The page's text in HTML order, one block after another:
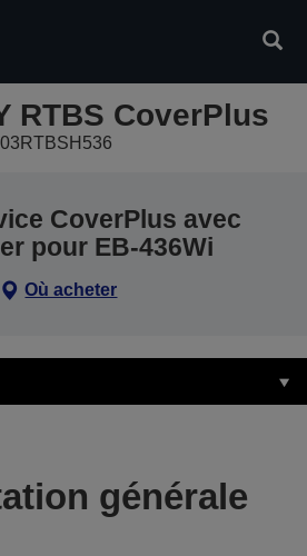
RTBS CoverPlus
CoverPlus avec
pour EB-436Wi
Où acheter
générale